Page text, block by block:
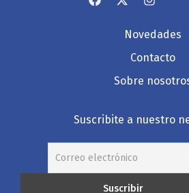
Novedades
Contacto
Sobre
Suscribite a nuestro